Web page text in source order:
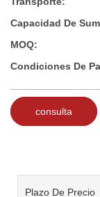
Capacidad De
MOQ:
Condiciones De
consulta
Plazo De Precio